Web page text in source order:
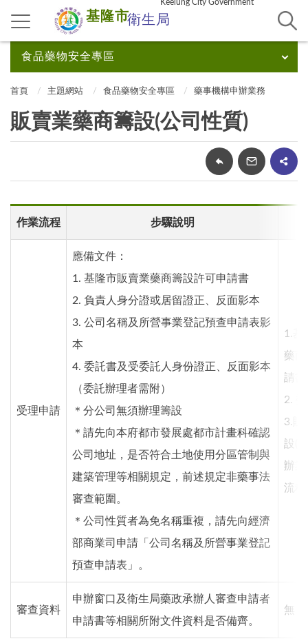
基隆市衛生局
Keelung City Government
食品藥物安全專區
首頁 主題網站 食品藥物安全專區 藥事機構申辦業務
販賣業藥商籌設(公司性質)
作業流程 步驟說明
受理申請
應備文件：
1. 基隆市販賣業藥商籌設許可申請書
2. 負責人身分證或居留證正、反面影本
3. 公司名稱及所營事業登記預查申請表影
本
4. 委託書及受委託人身份證正、反面影本
（委託辦理者需附）
＊分公司無須辦理籌設
＊請先向本府都市發展處都市計畫科確認
公司地址，是否符合土地使用分區管制與
建築管理等相關規定，前述規定非藥事法
審查範圍。
＊公司性質者為免名稱重複，請先向經濟
部商業司申請「公司名稱及所營事業登記
預查申請表」。
1.基
藥
請書
2.
3.販
設(
辦
流程
審查資料
申辦窗口及衛生局藥政承辦人審查申請者
申請書等相關所附文件資料是否備齊。
無